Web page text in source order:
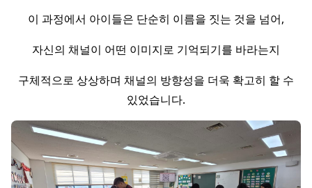
이 과정에서 아이들은 단순히 이름을 짓는 것을 넘어,
자신의 채널이 어떤 이미지로 기억되기를 바라는지
구체적으로 상상하며 채널의 방향성을 더욱 확고히 할 수
있었습니다.